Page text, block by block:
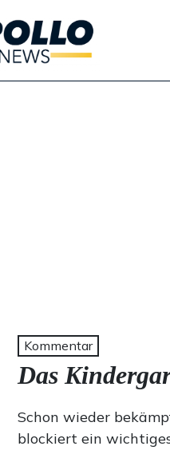
Kommentar
Das
Schon wieder
blockiert ein